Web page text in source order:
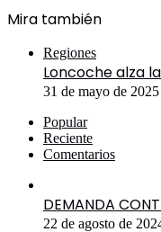
Mira también
Regiones
Loncoche alza
31 de mayo de 2025
Popular
Reciente
Comentarios
DEMANDA
22 de agosto de